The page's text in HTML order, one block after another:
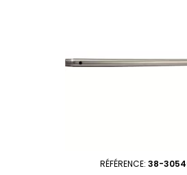
RÉFÉRENCE: 38-